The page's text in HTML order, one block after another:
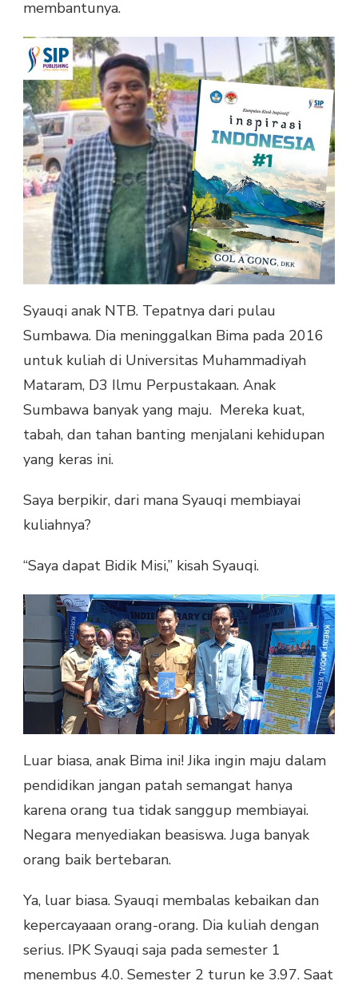
membantunya.
Syauqi anak NTB. Tepatnya dari pulau
Sumbawa. Dia meninggalkan Bima pada 2016
untuk kuliah di Universitas Muhammadiyah
Mataram, D3 Ilmu Perpustakaan. Anak
Sumbawa banyak yang maju. Mereka kuat,
tabah, dan tahan banting menjalani kehidupan
yang keras ini.
Saya berpikir, dari mana Syauqi membiayai
kuliahnya?
“Saya dapat Bidik Misi,” kisah Syauqi.
Luar biasa, anak Bima ini! Jika ingin maju dalam
pendidikan jangan patah semangat hanya
karena orang tua tidak sanggup membiayai.
Negara menyediakan beasiswa. Juga banyak
orang baik bertebaran.
Ya, luar biasa. Syauqi membalas kebaikan dan
kepercayaaan orang-orang. Dia kuliah dengan
serius. IPK Syauqi saja pada semester 1
menembus 4.0. Semester 2 turun ke 3.97. Saat